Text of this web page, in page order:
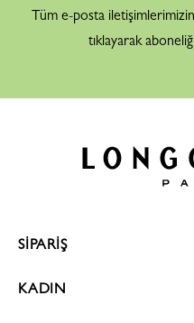
Tüm e-posta iletişimlerimizin
tıklayarak
SİPARİŞ
KADIN